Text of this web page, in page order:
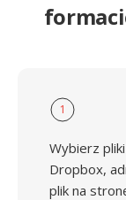
1
Wybierz
Dropbox,
plik na